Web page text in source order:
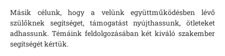
Másik célunk, hogy a velünk együttműködésben lévő
szülőknek segítséget, támogatást nyújthassunk, ötleteket
adhassunk. Témáink feldolgozásában két kiváló szakember
segítségét kértük.